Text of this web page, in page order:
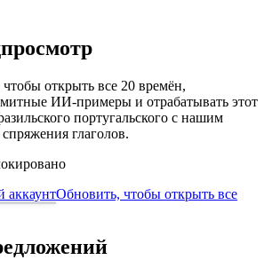
чтобы открыть все 20 времён,
ИИ-примеры и отрабатывать этот
португальского с нашим
глаголов.
аккаунтОбновить, чтобы открыть все